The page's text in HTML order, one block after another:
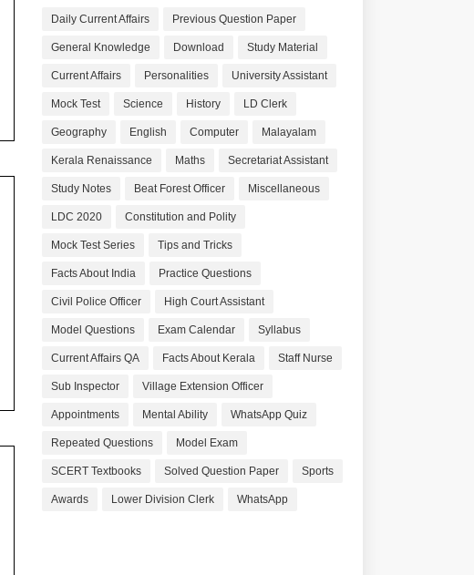
Daily Current Affairs Previous Question Paper
General Knowledge Download Study Material
Current Affairs Personalities University Assistant
Mock Test Science History LD Clerk
Geography English Computer Malayalam
Kerala Renaissance Maths Secretariat Assistant
Study Notes Beat Forest Officer Miscellaneous
LDC 2020 Constitution and Polity
Mock Test Series Tips and Tricks
Facts About India Practice Questions
Civil Police Officer High Court Assistant
Model Questions Exam Calendar Syllabus
Current Affairs QA Facts About Kerala Staff Nurse
Sub Inspector Village Extension Officer
Appointments Mental Ability WhatsApp Quiz
Repeated Questions Model Exam
SCERT Textbooks Solved Question Paper Sports
Awards Lower Division Clerk WhatsApp